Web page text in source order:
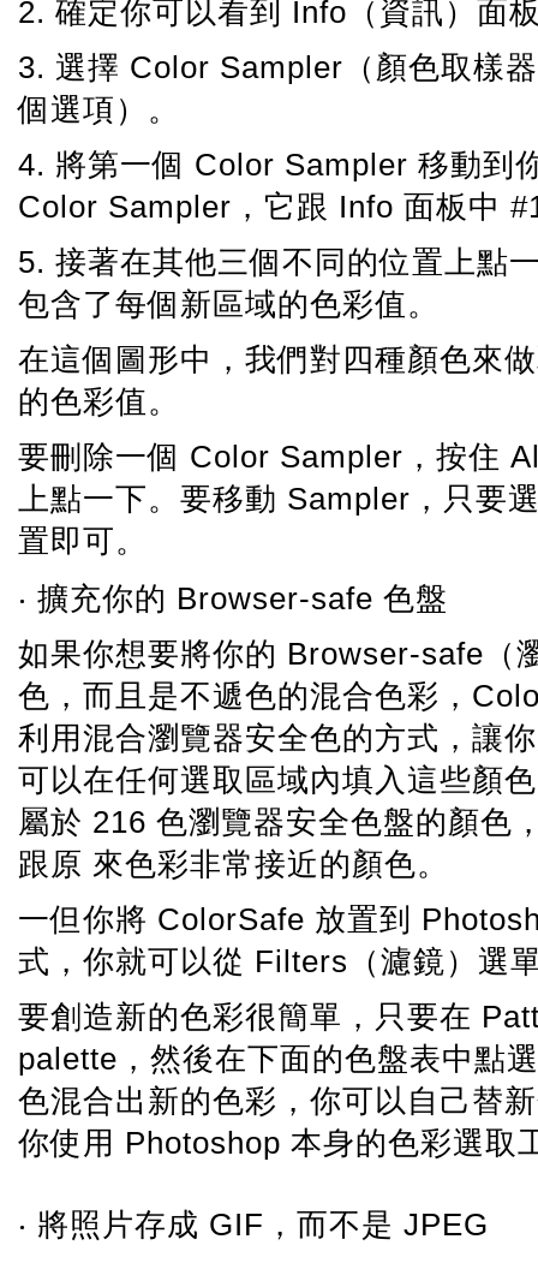
2. 確定你可以看到 Info（資訊）面
3. 選擇 Color Sampler（顏色取樣
個選項）。
4. 將第一個 Color Sampler 移動到
Color Sampler，它跟 Info 面板中
5. 接著在其他三個不同的位置上點
包含了每個新區域的色彩值。
在這個圖形中，我們對四種顏色來
的色彩值。
要刪除一個 Color Sampler，按住
上點一下。要移動 Sampler，只要
置即可。
‧ 擴充你的 Browser-safe 色盤
如果你想要將你的 Browser-safe（
色，而且是不遞色的混合色彩，
利用混合瀏覽器安全色的方式，讓
可以在任何選取區域內填入這些顏
屬於 216 色瀏覽器安全色盤的顏色
跟原 來色彩非常接近的顏色。
一但你將 ColorSafe 放置到
式，你就可以從 Filters（濾鏡）選
要創造新的色彩很簡單，只要在
palette，然後在下面的色盤表中點
色混合出新的色彩，你可以自己替
你使用 Photoshop 本身的色彩選取
‧ 將照片存成 GIF，而不是 JPEG